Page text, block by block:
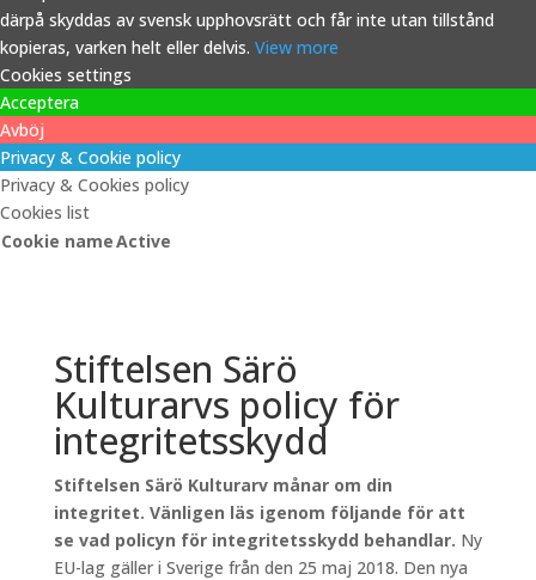
därpå skyddas av svensk upphovsrätt och får inte utan tillstånd
kopieras, varken helt eller delvis. View more
Cookies settings
Acceptera
Avböj
Privacy & Cookie policy
Privacy & Cookies policy
Cookies list
Cookie nameActive
Stiftelsen Särö
Kulturarvs policy för
integritetsskydd
Stiftelsen Särö Kulturarv månar om din
integritet. Vänligen läs igenom följande för att
se vad policyn för integritetsskydd behandlar. Ny
EU-lag gäller i Sverige från den 25 maj 2018. Den nya